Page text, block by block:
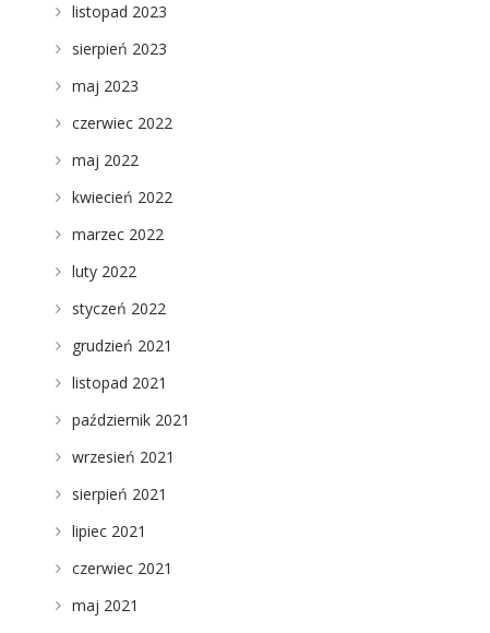
listopad 2023
sierpień 2023
maj 2023
czerwiec 2022
maj 2022
kwiecień 2022
marzec 2022
luty 2022
styczeń 2022
grudzień 2021
listopad 2021
październik 2021
wrzesień 2021
sierpień 2021
lipiec 2021
czerwiec 2021
maj 2021